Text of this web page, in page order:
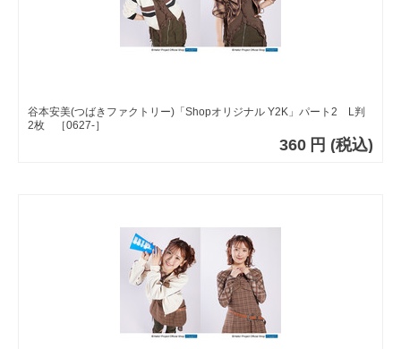
谷本安美(つばきファクトリー)「Shopオリジナル Y2K」パート2 L判
2枚 ［0627-］
360 円 (税込)